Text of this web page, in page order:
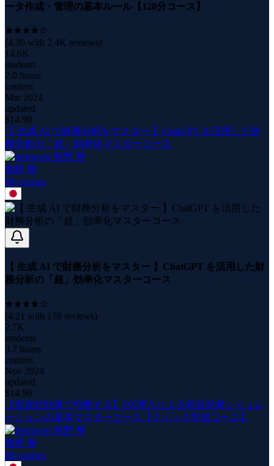
ータ作成・管理の基本ルール【120分コース】
(4.30 with 2.4K reviews)
14.6K
students
2.0 hours
content
Mar 2024
updated
$14.99
【 生成 AI で財務分析をマスター 】ChatGPT を活用した財
務分析の「超」効率化マスターコース
熊野 整
88 courses
【 生成 AI で財務分析をマスター 】ChatGPT を活用した財
務分析の「超」効率化マスターコース
(4.21 with 176 reviews)
2.7K
students
3.7 hours
content
Nov 2024
updated
$14.99
【投資対効果で判断する】DX導入による収益効果シミュレ
ーションの基本マスターコース【クイック学習コース】
熊野 整
88 courses